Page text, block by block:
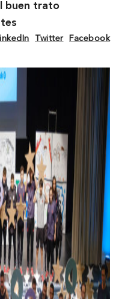
buen trato
Twitter Facebook